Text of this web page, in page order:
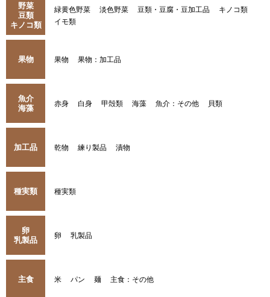
野菜
豆類
キノコ類
緑黄色野菜 淡色野菜 豆類・豆腐・豆加工品
キノコ類
イモ類
果物 果物 果物：加工品
魚介
海藻
赤身 白身 甲殻類 海藻 魚介：その他 貝類
加工品 乾物 練り製品 漬物
種実類 種実類
卵
乳製品
卵 乳製品
主食 米 パン 麺 主食：その他